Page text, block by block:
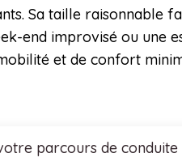
Sa taille raisonnable
end improvisé ou une
et de confort
parcours de conduite